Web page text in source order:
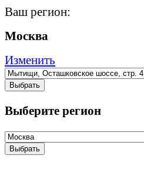
Ваш регион:
Москва
Изменить
Выбрать
Выберите регион
Выбрать